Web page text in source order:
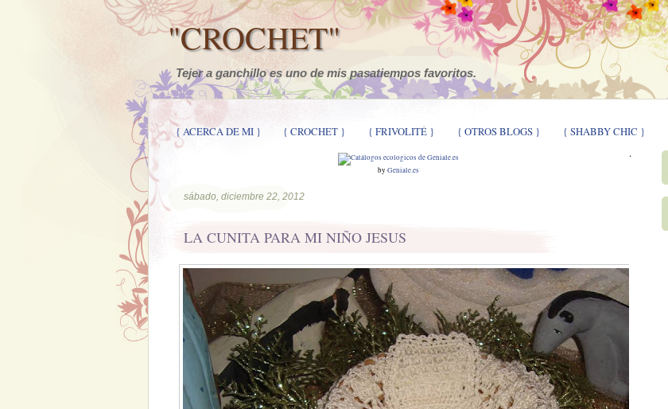
"CROCHET"
Tejer a ganchillo es uno de mis pasatiempos favoritos.
{ ACERCA DE MI } { CROCHET } { FRIVOLITÉ } { OTROS BLOGS } { SHABBY CHIC }
.
by Geniale.es
sábado, diciembre 22, 2012
LA CUNITA PARA MI NIÑO JESUS